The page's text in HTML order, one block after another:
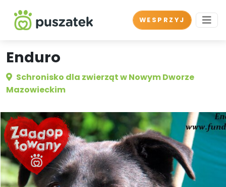
WESPRZYJ
Enduro
Schronisko dla zwierząt w Nowym Dworze
Mazowieckim